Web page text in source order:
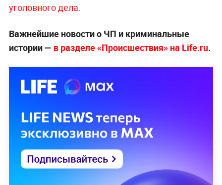
уголовного дела.
Важнейшие новости о ЧП и криминальные
истории — в разделе «Происшествия» на Life.ru.